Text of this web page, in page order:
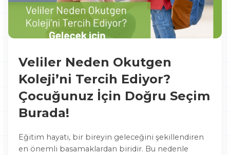
Veliler Neden Okutgen
Koleji’ni Tercih Ediyor?
Çocuğunuz İçin Doğru Seçim
Burada!
Eğitim hayatı, bir bireyin geleceğini şekillendiren
en önemli basamaklardan biridir. Bu nedenle